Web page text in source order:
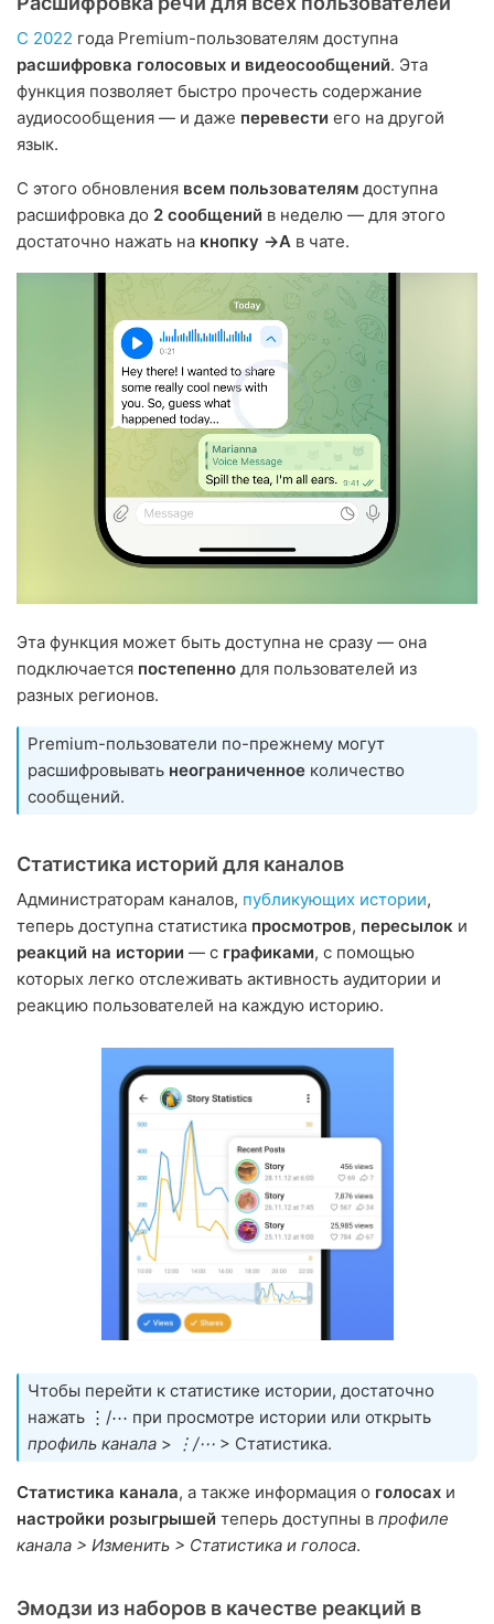
С 2022 года Premium-пользователям доступна
расшифровка голосовых и видеосообщений. Эта
функция позволяет быстро прочесть содержание
аудиосообщения — и даже перевести его на другой
язык.
С этого обновления всем пользователям доступна
расшифровка до 2 сообщений в неделю — для этого
достаточно нажать на кнопку →A в чате.
Эта функция может быть доступна не сразу — она
подключается постепенно для пользователей из
разных регионов.
Premium-пользователи по-прежнему могут
расшифровывать неограниченное количество
сообщений.
Статистика историй для каналов
Администраторам каналов, публикующих истории,
теперь доступна статистика просмотров, пересылок и
реакций на истории — с графиками, с помощью
которых легко отслеживать активность аудитории и
реакцию пользователей на каждую историю.
Чтобы перейти к статистике истории, достаточно
нажать ⋮/⋯ при просмотре истории или открыть
профиль канала > ⋮/⋯ > Статистика.
Статистика канала, а также информация о голосах и
настройки розыгрышей теперь доступны в профиле
канала > Изменить > Статистика и голоса.
Эмодзи из наборов в качестве реакций в